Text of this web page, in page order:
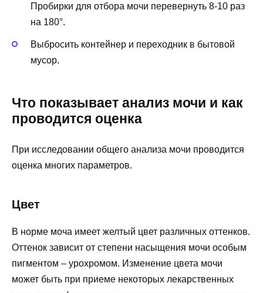
Пробирки для отбора мочи перевернуть 8-10 раз
на 180°.
Выбросить контейнер и переходник в бытовой
мусор.
Что показывает анализ мочи и как
проводится оценка
При исследовании общего анализа мочи проводится
оценка многих параметров.
Цвет
В норме моча имеет желтый цвет различных оттенков.
Оттенок зависит от степени насыщения мочи особым
пигментом – урохромом. Изменение цвета мочи
может быть при приеме некоторых лекарственных